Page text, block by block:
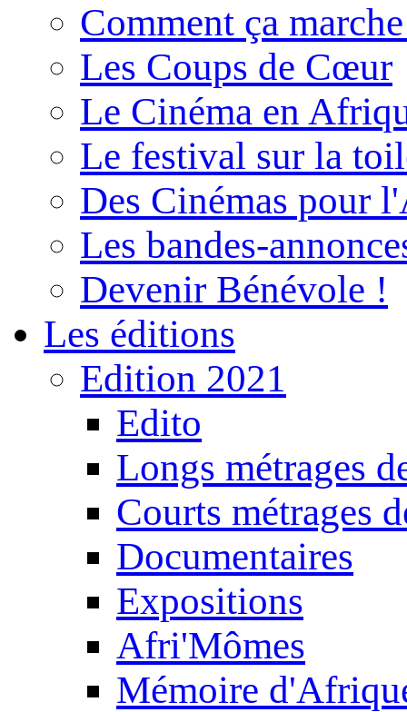
Comment ça
Les Coups de Cœur
Le Cinéma en
Le festival sur la
Des Cinémas pour
Les bandes-
Devenir Bénévole !
Les éditions
Edition 2021
Edito
Longs métrages
Courts métrages
Documentaires
Expositions
Afri'Mômes
Mémoire